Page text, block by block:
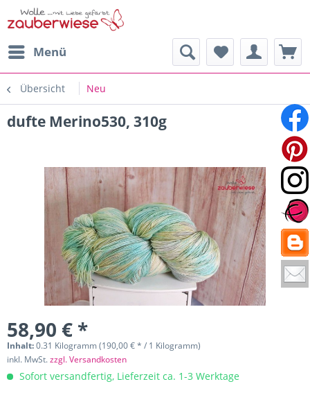
Menü
Übersicht Neu
dufte Merino530, 310g
58,90 € *
Inhalt:0.31 Kilogramm (190,00 € * / 1 Kilogramm)
inkl. MwSt.zzgl. Versandkosten
Sofort versandfertig, Lieferzeit ca. 1-3 Werktage